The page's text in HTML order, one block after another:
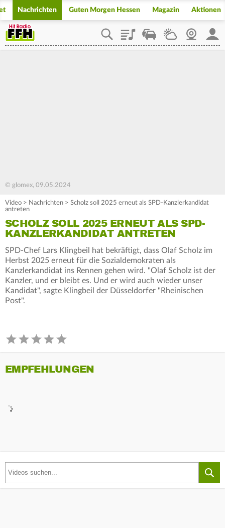
Nachrichten Guten Morgen Hessen Magazin Aktionen
PlaylistStaupilotWetterWebcam
© glomex, 09.05.2024
Video > Nachrichten > Scholz soll 2025 erneut als SPD-Kanzlerkandidat
antreten
SCHOLZ SOLL 2025 ERNEUT ALS SPD-
KANZLERKANDIDAT ANTRETEN
SPD-Chef Lars Klingbeil hat bekräftigt, dass Olaf Scholz im
Herbst 2025 erneut für die Sozialdemokraten als
Kanzlerkandidat ins Rennen gehen wird. "Olaf Scholz ist der
Kanzler, und er bleibt es. Und er wird auch wieder unser
Kandidat", sagte Klingbeil der Düsseldorfer "Rheinischen
Post".
EMPFEHLUNGEN